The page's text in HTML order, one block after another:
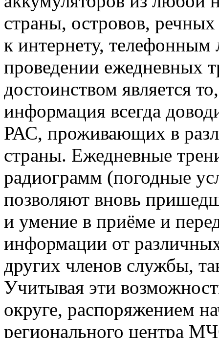
страны, островов,
к интернету,
проведении ежедневных
достоинством является
информация всегда
РАС, проживающих в
страны. Ежедневные
радиограмм (погодные
позволяют вновь
и умение в приёме и
информации от
других членов службы,
Учитывая эти
округе, распоряжением
регионального центра